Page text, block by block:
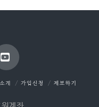
YouTube
개 가입신청 제보하기